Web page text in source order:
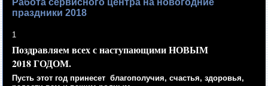
Работа сервисного центра на новогодние
праздники 2018
1
Поздравляем всехс наступающимиНОВЫМ
2018 ГОДОМ.
Пусть этот год принесет благополучия, счастья, здоровья,